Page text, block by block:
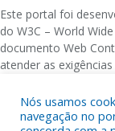
Nós usamos
navegação no
Este portal foi
do W3C – World
documento Web
atender as
eletrônicos da
computadores para